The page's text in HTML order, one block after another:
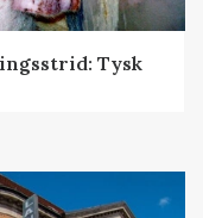
Tysk